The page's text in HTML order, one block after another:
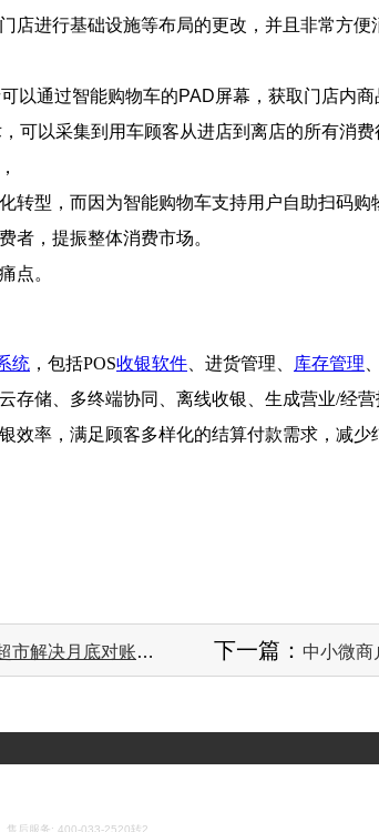
进行基础设施等布局的更改，并且非常方便
通过智能购物车的PAD屏幕，获取门店内
可以采集到用车顾客从进店到离店的所有消
型，而因为智能购物车支持用户自助扫码购
者，提振整体消费市场。
点。
统 ，包括POS收银软件 、进货管理、 库存管理
存储、多终端协同、离线收银、生成营业/经
效率，满足顾客多样化的结算付款需求，减
决月底对账难题 下一篇： 中小微商
售后服务: 400-033-2520转2